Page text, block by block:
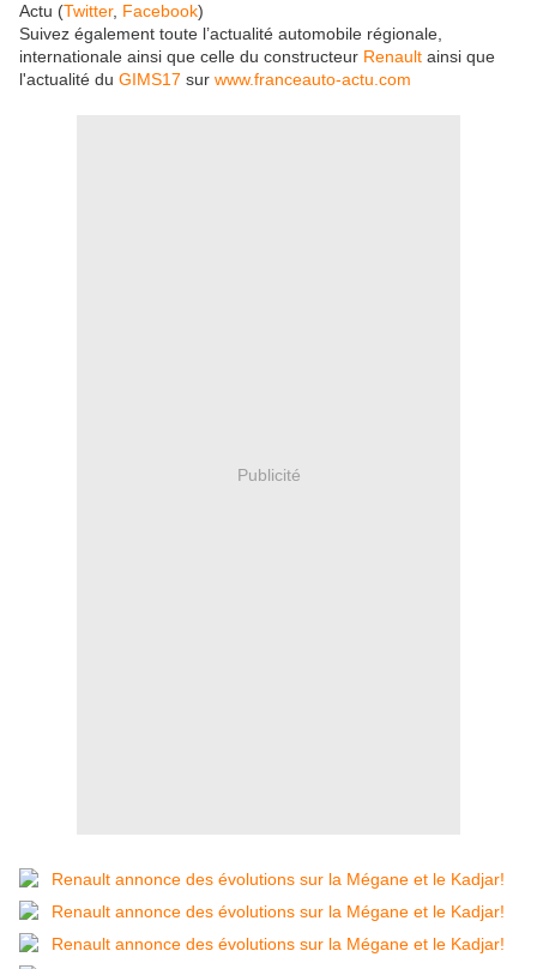
Actu (Twitter, Facebook)
Suivez également toute l’actualité automobile régionale,
internationale ainsi que celle du constructeur Renault ainsi que
l'actualité du GIMS17 sur www.franceauto-actu.com
Publicité